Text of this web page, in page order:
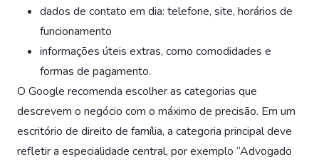
dados de contato em dia: telefone, site, horários de
funcionamento
informações úteis extras, como comodidades e
formas de pagamento.
O Google recomenda escolher as categorias que
descrevem o negócio com o máximo de precisão. Em um
escritório de direito de família, a categoria principal deve
refletir a especialidade central, por exemplo “Advogado